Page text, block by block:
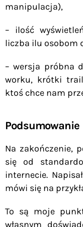
manipulacja),
– ilość
liczba ilu osobom
– wersja próbna
worku, krótki
ktoś chce nam
Podsumowanie
Na zakończenie,
się od
internecie.
mówi się na
To są moje
własnym